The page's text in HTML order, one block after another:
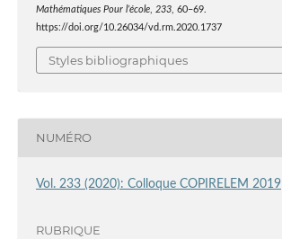
Mathématiques Pour l’école, 233, 60–69.
https://doi.org/10.26034/vd.rm.2020.1737
Styles bibliographiques
NUMÉRO
Vol. 233 (2020): Colloque COPIRELEM 2019
RUBRIQUE